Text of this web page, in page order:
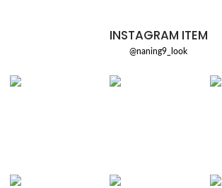
INSTAGRAM ITEM
@naning9_look